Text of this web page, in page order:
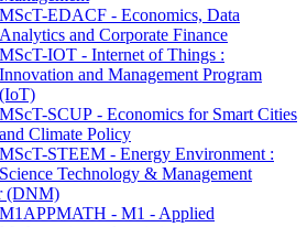
MScT-EDACF - Economics, Data
Analytics and Corporate Finance
MScT-IOT - Internet of Things :
Innovation and Management Program
(IoT)
MScT-SCUP - Economics for Smart Cities
and Climate Policy
MScT-STEEM - Energy Environment :
Science Technology & Management
(DNM)
M1APPMATH - M1 - Applied